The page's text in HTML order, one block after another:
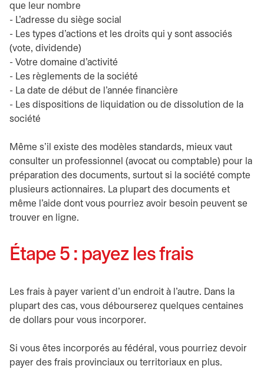
que leur nombre
- L’adresse du siège social
- Les types d’actions et les droits qui y sont associés
(vote, dividende)
- Votre domaine d’activité
- Les règlements de la société
- La date de début de l’année financière
- Les dispositions de liquidation ou de dissolution de la
société
Même s’il existe des modèles standards, mieux vaut
consulter un professionnel (avocat ou comptable) pour la
préparation des documents, surtout si la société compte
plusieurs actionnaires. La plupart des documents et
même l’aide dont vous pourriez avoir besoin peuvent se
trouver en ligne.
Étape 5 : payez les frais
Les frais à payer varient d’un endroit à l’autre. Dans la
plupart des cas, vous débourserez quelques centaines
de dollars pour vous incorporer.
Si vous êtes incorporés au fédéral, vous pourriez devoir
payer des frais provinciaux ou territoriaux en plus.